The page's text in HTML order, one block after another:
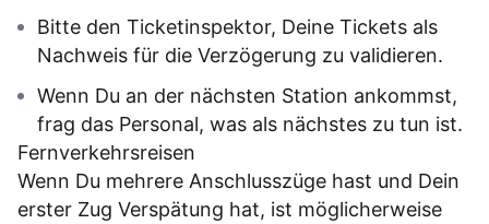
Bitte den Ticketinspektor, Deine Tickets als
Nachweis für die Verzögerung zu validieren.
Wenn Du an der nächsten Station ankommst,
frag das Personal, was als nächstes zu tun ist.
Fernverkehrsreisen
Wenn Du mehrere Anschlusszüge hast und Dein
erster Zug Verspätung hat, ist möglicherweise